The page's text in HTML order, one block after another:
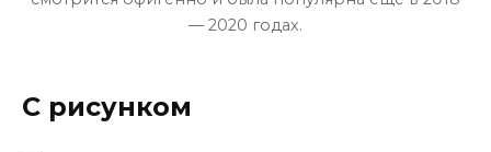
— 2020 годах.
С рисунком